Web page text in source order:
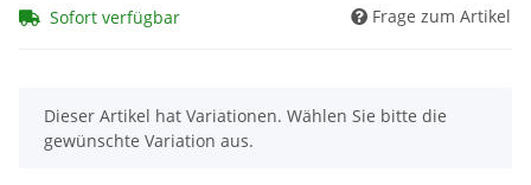
Sofort verfügbar Frage zum Artikel
x
Dieser Artikel hat Variationen. Wählen Sie bitte die
gewünschte Variation aus.